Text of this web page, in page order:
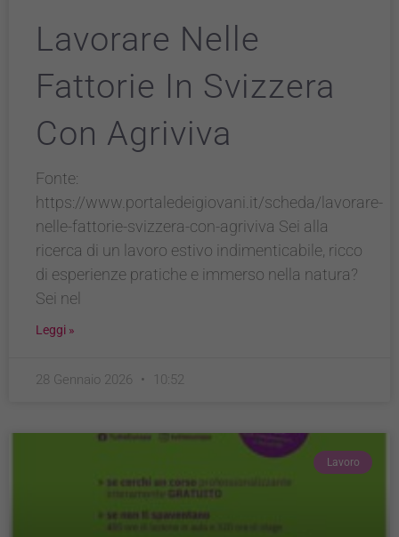
Lavorare Nelle
Fattorie In Svizzera
Con Agriviva
Fonte:
https://www.portaledeigiovani.it/scheda/lavorare-
nelle-fattorie-svizzera-con-agriviva Sei alla
ricerca di un lavoro estivo indimenticabile, ricco
di esperienze pratiche e immerso nella natura?
Sei nel
Leggi »
28 Gennaio 2026 10:52
Lavoro